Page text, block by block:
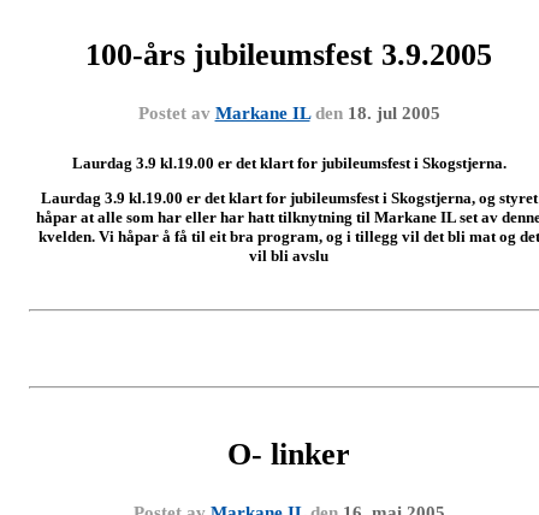
100-års jubileumsfest 3.9.2005
Postet av Markane ILden 18. jul 2005
Laurdag 3.9 kl.19.00 er det klart for jubileumsfest i Skogstjerna.
Laurdag 3.9 kl.19.00 er det klart for jubileumsfest i Skogstjerna, og styret
håpar at alle som har eller har hatt tilknytning til Markane IL set av
kvelden. Vi håpar å få til eit bra program, og i tillegg vil det bli mat og det
vil bli avslu
O- linker